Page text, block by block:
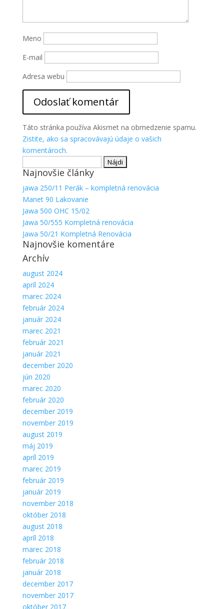
Meno
E-mail
Adresa webu
Táto stránka používa Akismet na obmedzenie spamu.
Zistite, ako sa spracovávajú údaje o vašich
komentároch.
Najnovšie články
jawa 250/11 Perák – kompletná renovácia
Manet 90 Lakovanie
Jawa 500 OHC 15/02
Jawa 50/555 Kompletná renovácia
Jawa 50/21 Kompletná Renovácia
Najnovšie komentáre
Archív
august 2024
apríl 2024
marec 2024
február 2024
január 2024
marec 2021
február 2021
január 2021
december 2020
jún 2020
marec 2020
február 2020
december 2019
november 2019
august 2019
máj 2019
apríl 2019
marec 2019
február 2019
január 2019
november 2018
október 2018
august 2018
apríl 2018
marec 2018
február 2018
január 2018
december 2017
november 2017
október 2017
používania
stránky.